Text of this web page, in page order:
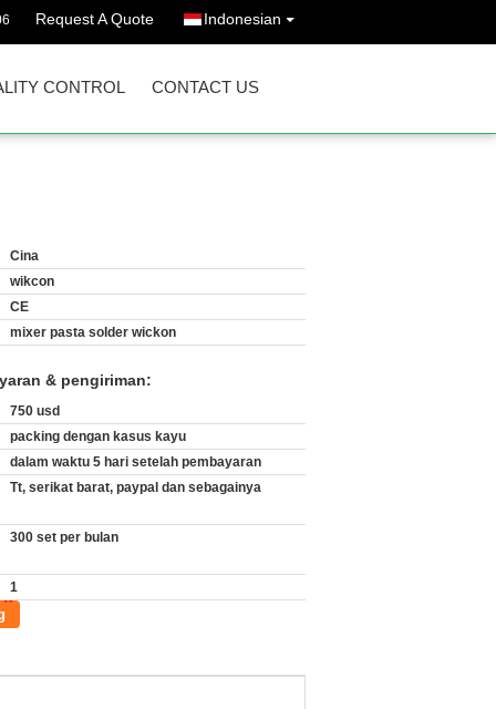
Request A Quote Indonesian
CONTROL CONTACT US
Cina
wikcon
CE
mixer pasta solder wickon
& pengiriman:
750 usd
packing dengan kasus kayu
dalam waktu 5 hari setelah pembayaran
Tt, serikat barat, paypal dan sebagainya
300 set per bulan
1